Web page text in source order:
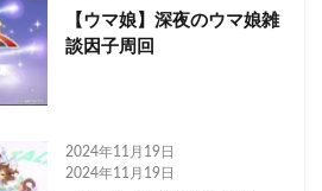
【ウマ娘】深夜のウマ娘雑
談因子周回
2024年11月19日
2024年11月19日